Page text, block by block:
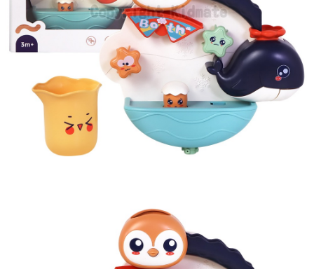
４．使用「AFTEE先享後付」時，將依據個別帳號之用戶狀況，依本公司即
時審查核予不同之上限額度；若仍有額度不足之情形，本公司將視審查結果
請求用戶進行身份認證。
５．嚴禁一人註冊多個帳號或使用他人資訊註冊。若發現惡意使用之情形，
恩沛科技股份有限公司將有權停止該用戶之使用額度並採取法律行動。